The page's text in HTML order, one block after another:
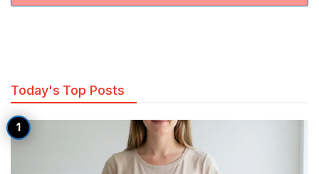
Today's Top Posts